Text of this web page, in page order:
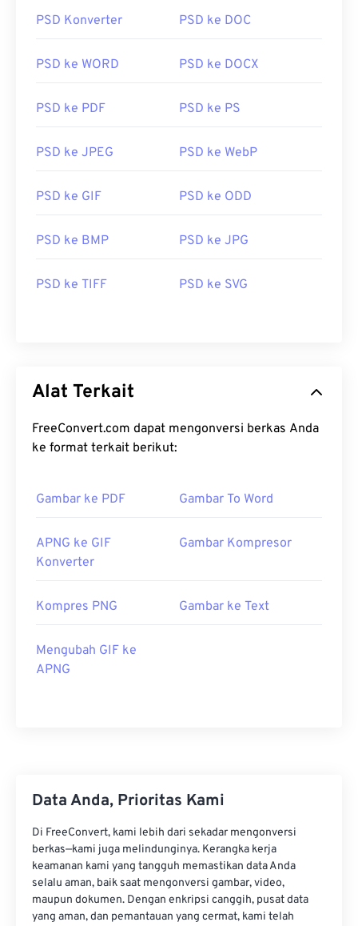
PSD Konverter PSD ke DOC
PSD ke WORD PSD ke DOCX
PSD ke PDF PSD ke PS
PSD ke JPEG PSD ke WebP
PSD ke GIF PSD ke ODD
PSD ke BMP PSD ke JPG
PSD ke TIFF PSD ke SVG
Alat Terkait
FreeConvert.com dapat mengonversi berkas Anda
ke format terkait berikut:
Gambar ke PDF Gambar To Word
APNG ke GIF
Konverter
Gambar Kompresor
Kompres PNG Gambar ke Text
Mengubah GIF ke
APNG
Data Anda, Prioritas Kami
Di FreeConvert, kami lebih dari sekadar mengonversi
berkas—kami juga melindunginya. Kerangka kerja
keamanan kami yang tangguh memastikan data Anda
selalu aman, baik saat mengonversi gambar, video,
maupun dokumen. Dengan enkripsi canggih, pusat data
yang aman, dan pemantauan yang cermat, kami telah